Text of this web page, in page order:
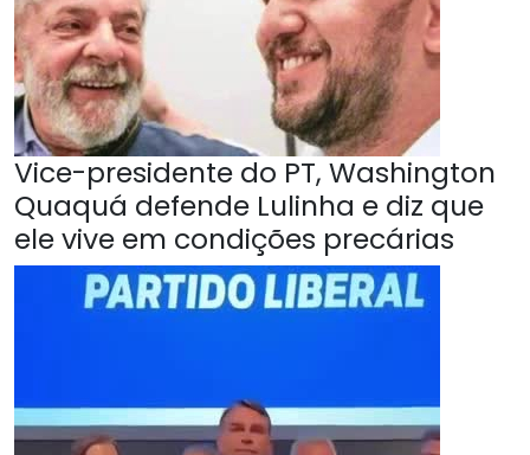
Vice-presidente do PT, Washington
Quaquá defende Lulinha e diz que
ele vive em condições precárias